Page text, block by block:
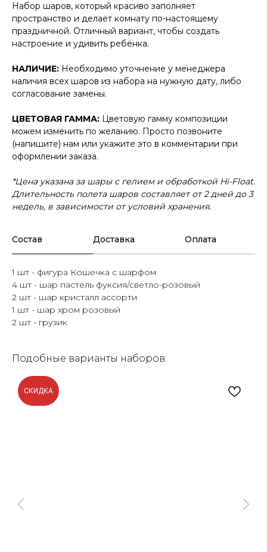
Набор шаров, который красиво заполняет
пространство и делает комнату по-настоящему
праздничной. Отличный вариант, чтобы создать
настроение и удивить ребёнка.
НАЛИЧИЕ: Необходимо уточнение у менеджера
наличия всех шаров из набора на нужную дату, либо
согласование замены.
ЦВЕТОВАЯ ГАММА: Цветовую гамму композиции
можем изменить по желанию. Просто позвоните
(напишите) нам или укажите это в комментарии при
оформлении заказа.
*Цена указана за шары с гелием и обработкой Hi-Float.
Длительность полета шаров составляет от 2 дней до 3
недель, в зависимости от условий хранения.
Состав Доставка Оплата
1 шт - фигура Кошечка с шарфом
4 шт - шар пастель фуксия/светло-розовый
2 шт - шар кристалл ассорти
1 шт - шар хром розовый
2 шт - грузик
Подобные варианты наборов:
СКИДКА